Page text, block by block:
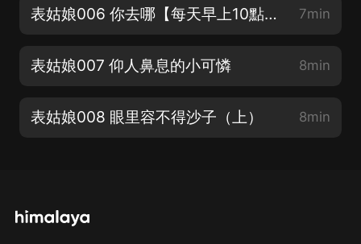
表姑娘006 你去哪【每天早上10點準時更新】 7min
表姑娘007 仰人鼻息的小可憐 8min
表姑娘008 眼里容不得沙子（上） 8min